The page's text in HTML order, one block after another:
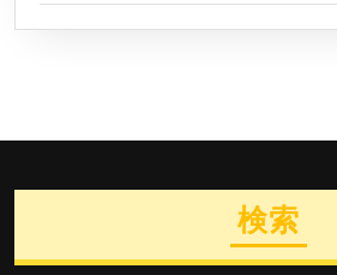
検索